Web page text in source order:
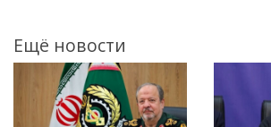
Ещё новости